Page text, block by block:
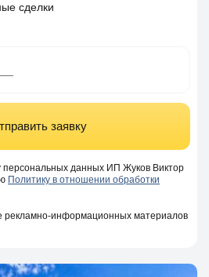
сделки
заявку
персональных данных ИП Жуков Виктор
Политику в отношении обработки
рекламно-информационных материалов